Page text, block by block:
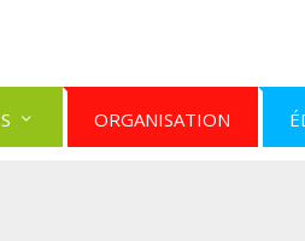
ORGANISATION